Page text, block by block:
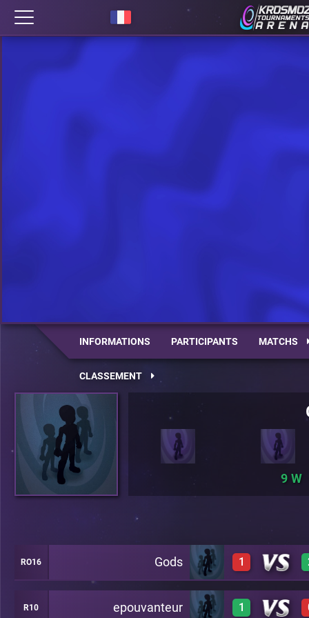
INFORMATIONS PARTICIPANTS MATCHS
CLASSEMENT
9
RO16 Gods 1
3 C6
R10 epouvanteur 1